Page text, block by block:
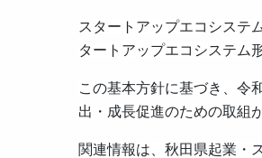
スタートアップエコシステ
タートアップエコシステム
この基本方針に基づき、令
出・成長促進のための取組
関連情報は、秋田県起業・